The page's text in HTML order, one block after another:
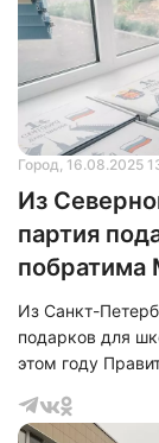
Город, 16.08.2025
Из
партия
побратима
Из Санкт-
подарков для
этом году